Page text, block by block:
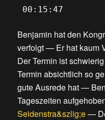
00:15:47
Benjamin hat den
verfolgt— Er hat kaum
Der Termin ist schwierig
Termin absichtlich so
gute Ausrede hat—
Tageszeiten
Seidenstra&szlig;e—